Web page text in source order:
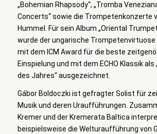
„Bohemian Rhapsody“, „Tromba
Concerts“ sowie die Trompetenkonzerte
Hummel. Für sein Album „Oriental
wurde der ungarische Trompetenvirtuose
mit dem ICM Award für die beste
Einspielung und mit dem ECHO Klassik
des Jahres“ ausgezeichnet.
Gábor Boldoczki ist gefragter Solist für
Musik und deren Uraufführungen.
Kremer und der Kremerata Baltica
beispielsweise die Welturaufführung von